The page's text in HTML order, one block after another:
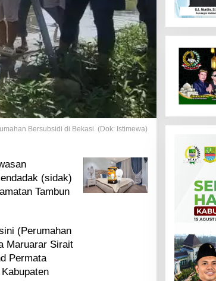
Bersubsidi di Bekasi. (Dok: Istimewa)
(sidak)
Tambun
(Perumahan
Maruarar Sirait
Permata